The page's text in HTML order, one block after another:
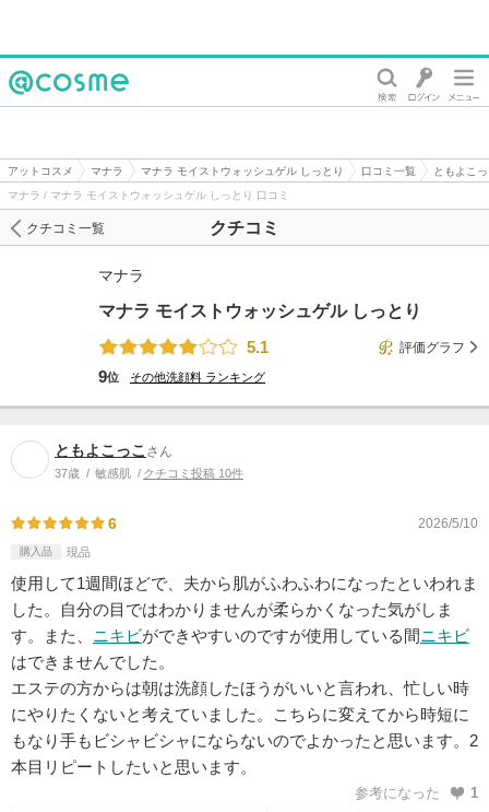
アットコスメ マナラ マナラ モイストウォッシュゲル しっとり 口コミ一覧
ともよこ
マナラ / マナラ モイストウォッシュゲル しっとり 口コミ
クチコミ
クチコミ一覧
マナラ
マナラ モイストウォッシュゲル しっとり
5.1
評価グラフ
9位 その他洗顔料 ランキング
ともよこっこ さん
37歳 敏感肌 クチコミ投稿 10件
6 2026/5/10
購入品 現品
使用して1週間ほどで、夫から肌がふわふわになったといわれま
した。自分の目ではわかりませんが柔らかくなった気がしま
す。また、 ニキビができやすいのですが使用している間ニキビ
はできませんでした。
エステの方からは朝は洗顔したほうがいいと言われ、忙しい時
にやりたくないと考えていました。こちらに変えてから時短に
もなり手もビシャビシャにならないのでよかったと思います。2
本目リピートしたいと思います。
参考になった 1